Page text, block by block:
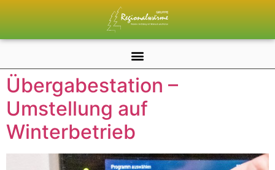
Übergabestation –
Umstellung auf
Winterbetrieb